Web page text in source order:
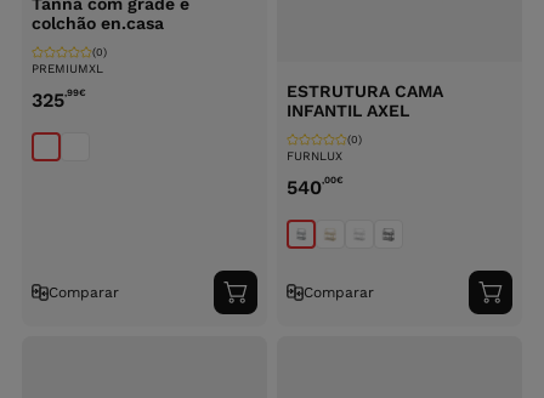
colchão en.casa
PREMIUMXL
(0)
325 ,99€
Comparar
Adicionar
ao
ESTRUTURA CAMA
INFANTIL AXEL
FURNLUX
(0)
540,00€
Comparar
ao